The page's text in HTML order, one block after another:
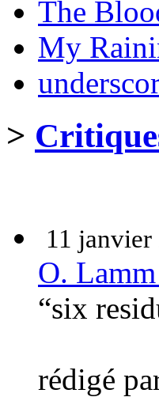
The
My
>
11 janvier
O.
“six
rédigé